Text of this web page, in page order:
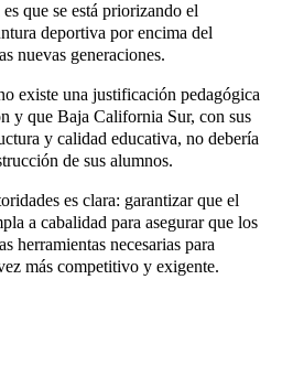
que se está priorizando el
deportiva por encima del
nuevas generaciones.
existe una justificación pedagógica
y que Baja California Sur, con sus
y calidad educativa, no debería
de sus alumnos.
es clara: garantizar que el
a cabalidad para asegurar que los
herramientas necesarias para
más competitivo y exigente.